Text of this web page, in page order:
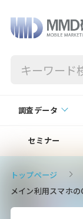
調査データ
セミナー
トップページ
メイン利用スマホ